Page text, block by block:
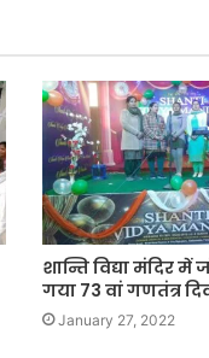
शान्ति विद्या मंदिर
गया 73 वां गणतंत्र
January 27, 2022